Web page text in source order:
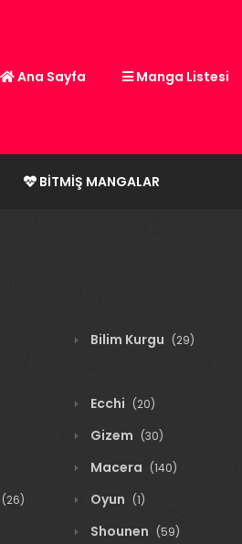
Ana Sayfa Manga Listesi
BITMIŞ MANGALAR
Bilim Kurgu (29)
Ecchi (20)
Gizem (30)
Macera (140)
(26) Oyun (1)
Shounen (59)